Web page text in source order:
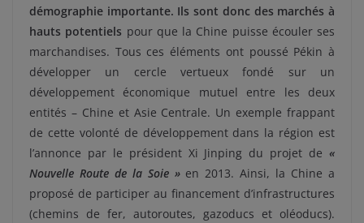
démographie importante. Ils sont donc des marchés à
hauts potentiels pour que la Chine puisse écouler ses
marchandises. Tous ces éléments ont poussé Pékin à
développer un cercle vertueux fondé sur un
développement économique mutuel entre les deux
entités – Chine et Asie Centrale. Un exemple frappant
de cette volonté de développement dans la région est
l’annonce par le président Xi Jinping du projet de «
Nouvelle Route de la Soie »en 2013. Ainsi, la Chine a
proposé de participer au financement d’infrastructures
(chemins de fer, autoroutes, gazoducs et oléoducs).